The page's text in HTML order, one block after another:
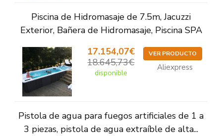
Piscina de Hidromasaje de 7.5m, Jacuzzi
Exterior, Bañera de Hidromasaje, Piscina SPA
17.154,07€
18.645,73€
disponible
VER PRODUCTO
Aliexpress
Pistola de agua para fuegos artificiales de 1 a
3 piezas, pistola de agua extraíble de alta...